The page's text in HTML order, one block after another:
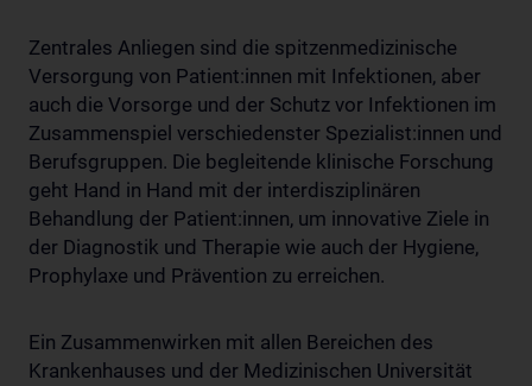
Zentrales Anliegen sind die spitzenmedizinische
Versorgung von Patient:innen mit Infektionen, aber
auch die Vorsorge und der Schutz vor Infektionen im
Zusammenspiel verschiedenster Spezialist:innen und
Berufsgruppen. Die begleitende klinische Forschung
geht Hand in Hand mit der interdisziplinären
Behandlung der Patient:innen, um innovative Ziele in
der Diagnostik und Therapie wie auch der Hygiene,
Prophylaxe und Prävention zu erreichen.
Ein Zusammenwirken mit allen Bereichen des
Krankenhauses und der Medizinischen Universität